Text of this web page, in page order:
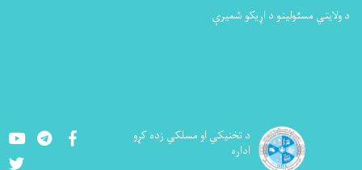
د ولایتي مسئولینو د اړیکو شمیرې
د تخنيکي او مسلکي زده کړو
اداره
YoutubeLinkedIn